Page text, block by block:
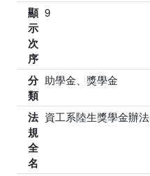
顯
示
次
序
9
分
類
助學金、獎學金
法
規
全
名
資工系陸生獎學金辦法